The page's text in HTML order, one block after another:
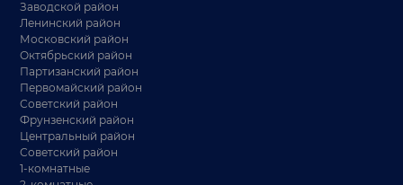
Заводской район
Ленинский район
Московский район
Октябрьский район
Партизанский район
Первомайский район
Советский район
Фрунзенский район
Центральный район
Советский район
1-комнатные